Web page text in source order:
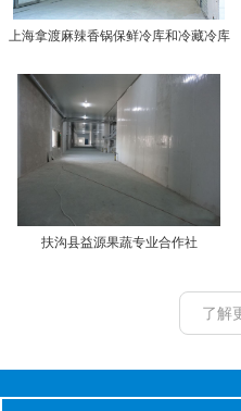
上海拿渡麻辣香锅保鲜冷库和冷藏冷库
扶沟县益源果蔬专业合作社
了解